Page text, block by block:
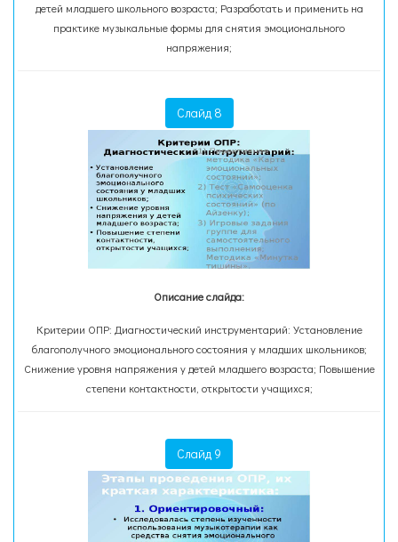
детей младшего школьного возраста; Разработать и применить на
практике музыкальные формы для снятия эмоционального
напряжения;
Слайд 8
Описание слайда:
Критерии ОПР: Диагностический инструментарий: Установление
благополучного эмоционального состояния у младших школьников;
Снижение уровня напряжения у детей младшего возраста; Повышение
степени контактности, открытости учащихся;
Слайд 9